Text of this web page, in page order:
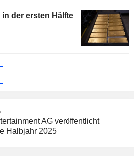
der ersten Hälfte
AG veröffentlicht
Halbjahr 2025